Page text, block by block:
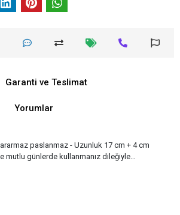
Garanti ve Teslimat
Yorumlar
paslanmaz - Uzunluk 17 cm + 4 cm
mutlu günlerde kullanmanız dileğiyle…